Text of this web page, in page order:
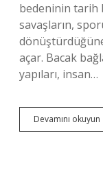
bedeninin tarih
savaşların,
açar. Bacak
yapıları, insan…
Devamını okuyun